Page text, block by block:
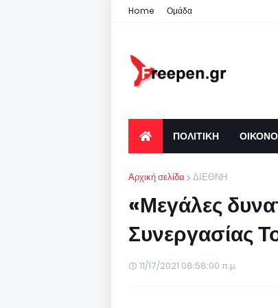
Home Ομάδα
ΠΟΛΙΤΙΚΗ
Αρχική σελίδα ΔΙΕΘΝΗ
«Μεγάλες
Συνεργασίας
11/17/2021 08:58:00 π.μ.